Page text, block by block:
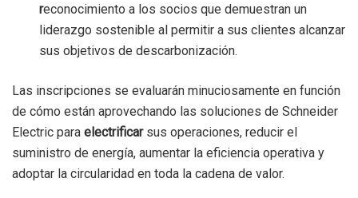
reconocimiento a los socios que demuestran un
liderazgo sostenible al permitir a sus clientes alcanzar
sus objetivos de descarbonización.
Las inscripciones se evaluarán minuciosamente en función
de cómo están aprovechando las soluciones de Schneider
Electric para electrificar sus operaciones, reducir el
suministro de energía, aumentar la eficiencia operativa y
adoptar la circularidad en toda la cadena de valor.